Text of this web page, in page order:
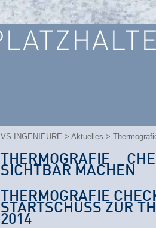
VS-INGENIEURE > Aktuelles >
THERMOGRAFIE
SICHTBAR MACHEN
THERMOGRAFIE
STARTSCHUSS ZUR
2014